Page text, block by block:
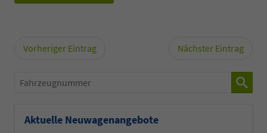
Vorheriger Eintrag Nächster Eintrag
Fahrzeugnummer
Aktuelle Neuwagenangebote